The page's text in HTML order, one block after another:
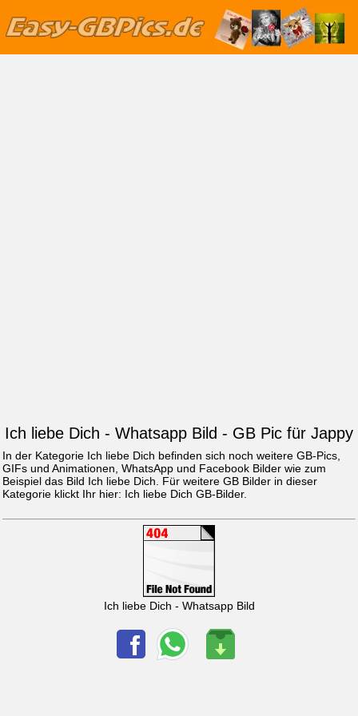
Ich liebe Dich - Whatsapp Bild - GB Pic für Jappy
In der Kategorie Ich liebe Dich befinden sich noch weitere GB-Pics,
GIFs und Animationen, WhatsApp und Facebook Bilder wie zum
Beispiel das Bild Ich liebe Dich. Für weitere GB Bilder in dieser
Kategorie klickt Ihr hier: Ich liebe Dich GB-Bilder.
Ich liebe Dich - Whatsapp Bild